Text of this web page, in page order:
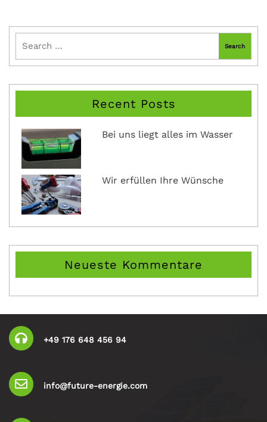
Recent Posts
Bei uns liegt alles im Wasser
Wir erfüllen Ihre Wünsche
Neueste Kommentare
+49 176 648 456 94
info@future-energie.com